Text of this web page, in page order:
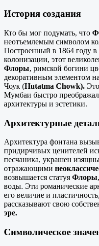
История создания
Кто бы мог подумать, что
неотъемлемым символом
Построенный в 1864 году в
колонизации, этот
Флоры, римской богини
декоративным элементом
Чоук (Hutatma Chowk).
Мумбаи быстро
архитектуры и эстетики.
Архитектурные
Архитектура фонтана
придирчивых ценителей
песчаника, украшен
отражающими
возвышается статуя Флоры
воды. Эти романические
его величие и
рассказывают свою
эре.
Символическое